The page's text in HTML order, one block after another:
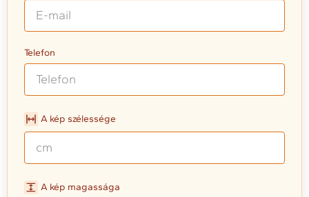
Telefon
A kép szélessége
A kép magassága